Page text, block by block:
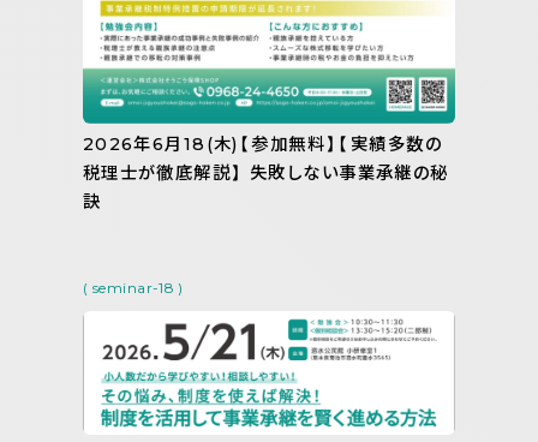
2026年6月18(木)【参加無料】【実績多数の
税理士が徹底解説】 失敗しない事業承継の秘
訣
( seminar-18 )